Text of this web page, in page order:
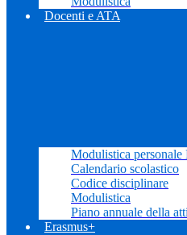
Docenti e ATA
Modulistica personale
Calendario scolastico
Codice disciplinare
Modulistica
Piano annuale della
Erasmus+